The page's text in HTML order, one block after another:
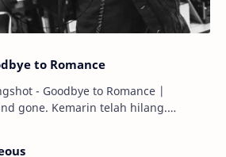
to Romance
- Goodbye to Romance |
telah hilang.